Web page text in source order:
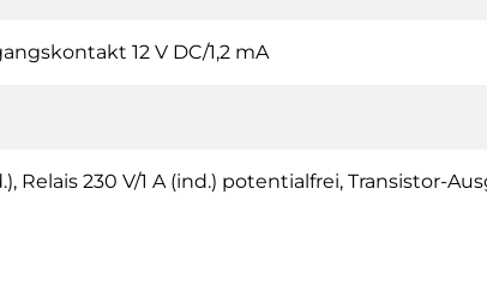
12 V DC/1,2 mA
Relais 230 V/1 A (ind.) potentialfrei, Transistor-